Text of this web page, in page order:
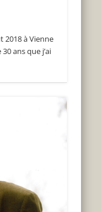
2018 à Vienne
ans que j’ai